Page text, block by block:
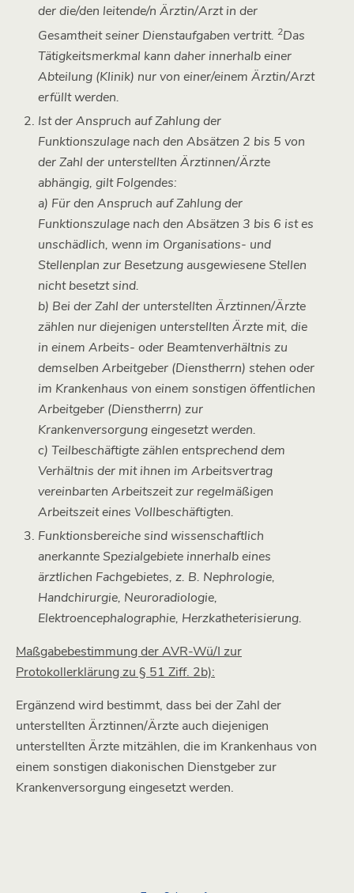
der die/den leitende/n Ärztin/Arzt in der
Gesamtheit seiner Dienstaufgaben vertritt.2Das
Tätigkeitsmerkmal kann daher innerhalb einer
Abteilung (Klinik) nur von einer/einem Ärztin/Arzt
erfüllt werden.
Ist der Anspruch auf Zahlung der
Funktionszulage nach den Absätzen 2 bis 5 von
der Zahl der unterstellten Ärztinnen/Ärzte
abhängig, gilt Folgendes:
a) Für den Anspruch auf Zahlung der
Funktionszulage nach den Absätzen 3 bis 6 ist es
unschädlich, wenn im Organisations- und
Stellenplan zur Besetzung ausgewiesene Stellen
nicht besetzt sind.
b) Bei der Zahl der unterstellten Ärztinnen/Ärzte
zählen nur diejenigen unterstellten Ärzte mit, die
in einem Arbeits- oder Beamtenverhältnis zu
demselben Arbeitgeber (Dienstherrn) stehen oder
im Krankenhaus von einem sonstigen öffentlichen
Arbeitgeber (Dienstherrn) zur
Krankenversorgung eingesetzt werden.
c) Teilbeschäftigte zählen entsprechend dem
Verhältnis der mit ihnen im Arbeitsvertrag
vereinbarten Arbeitszeit zur regelmäßigen
Arbeitszeit eines Vollbeschäftigten.
Funktionsbereiche sind wissenschaftlich
anerkannte Spezialgebiete innerhalb eines
ärztlichen Fachgebietes, z. B. Nephrologie,
Handchirurgie, Neuroradiologie,
Elektroencephalographie, Herzkatheterisierung.
Maßgabebestimmung der AVR-Wü/I zur
Protokollerklärung zu § 51 Ziff. 2b):
Ergänzend wird bestimmt, dass bei der Zahl der
unterstellten Ärztinnen/Ärzte auch diejenigen
unterstellten Ärzte mitzählen, die im Krankenhaus von
einem sonstigen diakonischen Dienstgeber zur
Krankenversorgung eingesetzt werden.